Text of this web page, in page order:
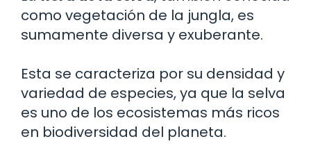
como vegetación de la jungla, es
sumamente diversa y exuberante.
Esta se caracteriza por su densidad y
variedad de especies, ya que la selva
es uno de los ecosistemas más ricos
en biodiversidad del planeta.